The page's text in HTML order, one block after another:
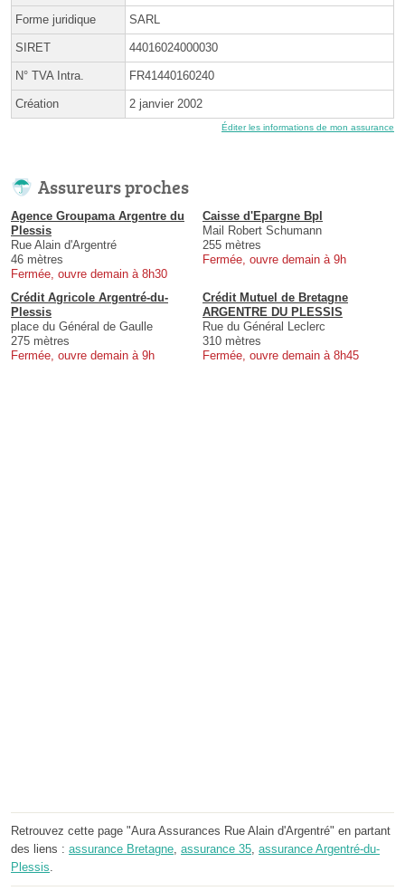
Forme juridique SARL
SIRET 44016024000030
N° TVA Intra. FR41440160240
Création 2 janvier 2002
Éditer les informations de mon assurance
Assureurs proches
Agence Groupama Argentre du
Plessis
Rue Alain d'Argentré
46 mètres
Fermée, ouvre demain à 8h30
Caisse d'Epargne Bpl
Mail Robert Schumann
255 mètres
Fermée, ouvre demain à 9h
Crédit Agricole Argentré-du-
Plessis
place du Général de Gaulle
275 mètres
Fermée, ouvre demain à 9h
Crédit Mutuel de Bretagne
ARGENTRE DU PLESSIS
Rue du Général Leclerc
310 mètres
Fermée, ouvre demain à 8h45
Retrouvez cette page "Aura Assurances Rue Alain d'Argentré" en partant
des liens : assurance Bretagne assurance 35 assurance Argentré-du-
Plessis